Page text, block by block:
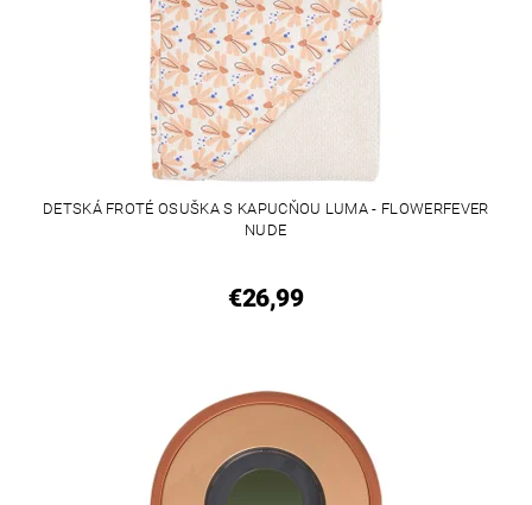
DETSKÁ FROTÉ OSUŠKA S KAPUCŇOU LUMA - FLOWERFEVER
NUDE
€26,99